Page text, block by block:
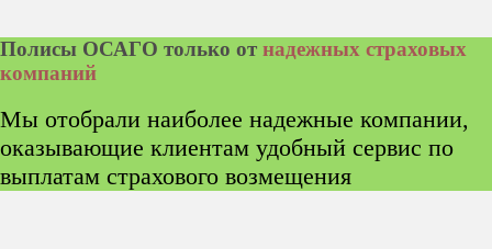
Полисы ОСАГО только от надежных страховых
компаний
Мы отобрали наиболее надежные компании,
оказывающие клиентам удобный сервис по
выплатам страхового возмещения